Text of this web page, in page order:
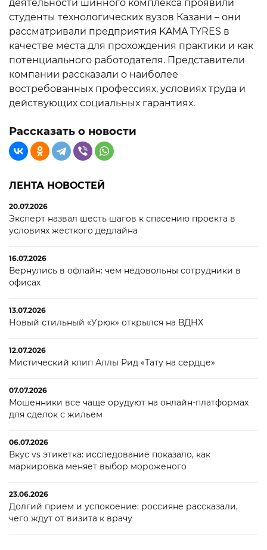
деятельности шинного комплекса проявили
студенты технологических вузов Казани – они
рассматривали предприятия KAMA TYRES в
качестве места для прохождения практики и как
потенциального работодателя. Представители
компании рассказали о наиболее
востребованных профессиях, условиях труда и
действующих социальных гарантиях.
Рассказать о новости
ЛЕНТА НОВОСТЕЙ
20.07.2026
Эксперт назвал шесть шагов к спасению проекта в
условиях жесткого дедлайна
16.07.2026
Вернулись в офлайн: чем недовольны сотрудники в
офисах
13.07.2026
Новый стильный «Урюк» открылся на ВДНХ
12.07.2026
Мистический клип Аллы Рид «Тату на сердце»
07.07.2026
Мошенники все чаще орудуют на онлайн-платформах
для сделок с жильем
06.07.2026
Вкус vs этикетка: исследование показало, как
маркировка меняет выбор мороженого
23.06.2026
Долгий прием и успокоение: россияне рассказали,
чего ждут от визита к врачу